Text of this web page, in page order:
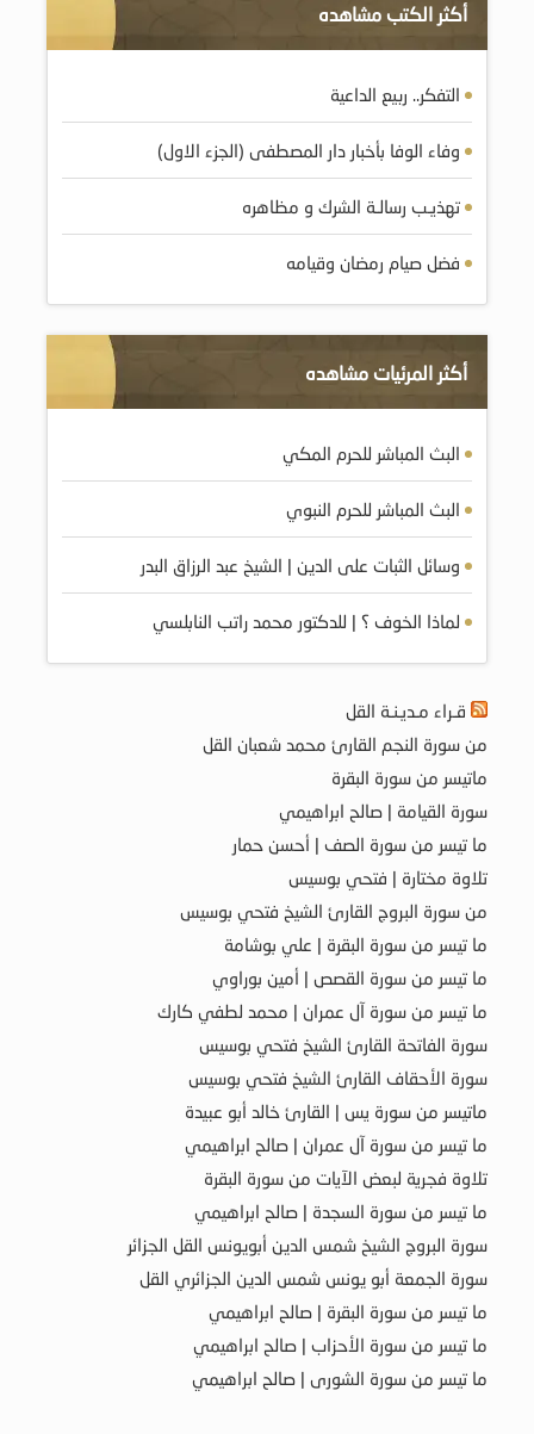
أكثر الكتب مشاهده
التفكر.. ربيع الداعية
وفاء الوفا بأخبار دار المصطفى (الجزء الاول)
تهذيـب رسالـة الشرك و مظاهره
فضل صيام رمضان وقيامه
أكثر المرئيات مشاهده
البث المباشر للحرم المكي
البث المباشر للحرم النبوي
وسائل الثبات على الدين | الشيخ عبد الرزاق البدر
لماذا الخوف ؟ | للدكتور محمد راتب النابلسي
قـراء مـديـنـة القل
من سورة النجم القارئ محمد شعبان القل
ماتيسر من سورة البقرة
سورة القيامة | صالح ابراهيمي
ما تيسر من سورة الصف | أحسن حمار
تلاوة مختارة | فتحي بوسيس
من سورة البروج القارئ الشيخ فتحي بوسيس
ما تيسر من سورة البقرة | علي بوشامة
ما تيسر من سورة القصص | أمين بوراوي
ما تيسر من سورة آل عمران | محمد لطفي كارك
سورة الفاتحة القارئ الشيخ فتحي بوسيس
سورة الأحقاف القارئ الشيخ فتحي بوسيس
ماتيسر من سورة يس | القارئ خالد أبو عبيدة
ما تيسر من سورة آل عمران | صالح ابراهيمي
تلاوة فجرية لبعض الآيات من سورة البقرة
ما تيسر من سورة السجدة | صالح ابراهيمي
سورة البروج الشيخ شمس الدين أبويونس القل الجزائر
سورة الجمعة أبو يونس شمس الدين الجزائري القل
ما تيسر من سورة البقرة | صالح ابراهيمي
ما تيسر من سورة الأحزاب | صالح ابراهيمي
ما تيسر من سورة الشورى | صالح ابراهيمي